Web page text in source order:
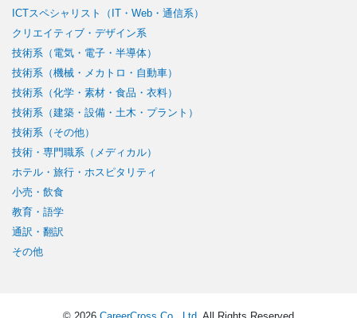
ICTスペシャリスト（IT・Web・通信系）
クリエイティブ・デザイン系
技術系（電気・電子・半導体）
技術系（機械・メカトロ・自動車）
技術系（化学・素材・食品・衣料）
技術系（建築・設備・土木・プラント）
技術系（その他）
技術・専門職系（メディカル）
ホテル・旅行・ホスピタリティ
小売・飲食
教育・語学
通訳・翻訳
その他